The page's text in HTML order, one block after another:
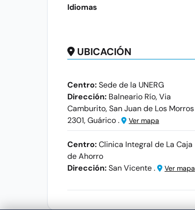
Idiomas
UBICACIÓN
Centro:Sede de la UNERG
Dirección: Balneario Río, Via
Camburito, San Juan de Los Morros
2301, Guárico .
Ver mapa
Centro:Clinica Integral de La Caja
de Ahorro
Dirección:San Vicente . Ver mapa